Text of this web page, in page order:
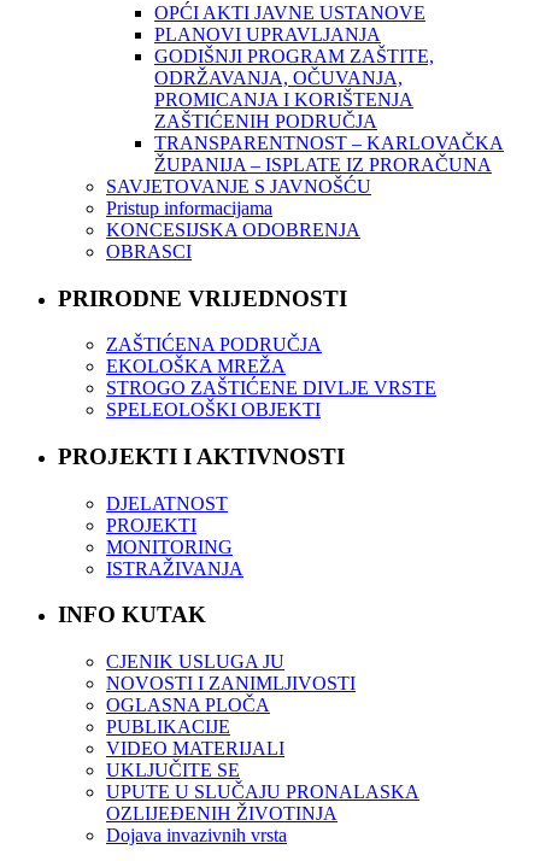
OPĆI AKTI JAVNE USTANOVE
PLANOVI UPRAVLJANJA
GODIŠNJI PROGRAM ZAŠTITE,
ODRŽAVANJA, OČUVANJA,
PROMICANJA I KORIŠTENJA
ZAŠTIĆENIH PODRUČJA
TRANSPARENTNOST – KARLOVAČKA
ŽUPANIJA – ISPLATE IZ PRORAČUNA
SAVJETOVANJE S JAVNOŠĆU
Pristup informacijama
KONCESIJSKA ODOBRENJA
OBRASCI
PRIRODNE VRIJEDNOSTI
ZAŠTIĆENA PODRUČJA
EKOLOŠKA MREŽA
STROGO ZAŠTIĆENE DIVLJE VRSTE
SPELEOLOŠKI OBJEKTI
PROJEKTI I AKTIVNOSTI
DJELATNOST
PROJEKTI
MONITORING
ISTRAŽIVANJA
INFO KUTAK
CJENIK USLUGA JU
NOVOSTI I ZANIMLJIVOSTI
OGLASNA PLOČA
PUBLIKACIJE
VIDEO MATERIJALI
UKLJUČITE SE
UPUTE U SLUČAJU PRONALASKA
OZLIJEĐENIH ŽIVOTINJA
Dojava invazivnih vrsta